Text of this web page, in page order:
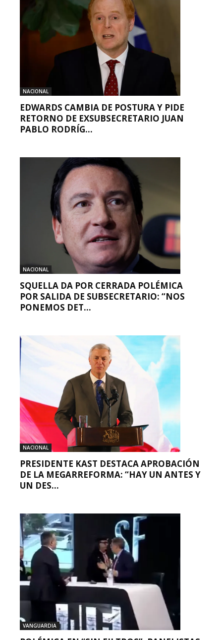
NACIONAL
EDWARDS CAMBIA DE POSTURA Y PIDE
RETORNO DE EXSUBSECRETARIO JUAN
PABLO RODRÍG...
NACIONAL
SQUELLA DA POR CERRADA POLÉMICA
POR SALIDA DE SUBSECRETARIO: “NOS
PONEMOS DET...
NACIONAL
PRESIDENTE KAST DESTACA APROBACIÓN
DE LA MEGARREFORMA: “HAY UN ANTES Y
UN DES...
VANGUARDIA